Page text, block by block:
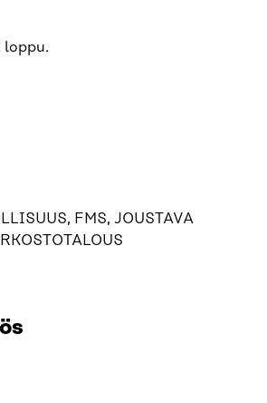
loppu.
FMS, JOUSTAVA